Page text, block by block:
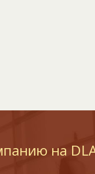
на